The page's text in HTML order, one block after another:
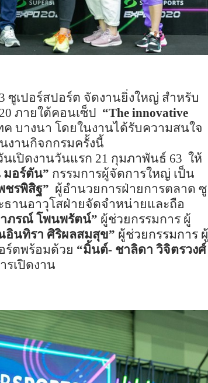
ซูเปอร์สปอร์ต จัดงานยิ่งใหญ่ สำหรับ
ภายใต้คอนเซ็ป “The innovative
ค บางนา โดยในงานได้รับความสนใจ
งานกิจกกรมครั้งนี้
เปิดงานวันแรก 21 กุมภาพันธ์ 63 ให้
มอร์ตัน” กรรมการผู้จัดการใหญ่ เป็น
ชรพิสิฐ” ผู้อำนวยการฝ่ายการตลาด ซู
ธานอาวุโสฝ่ายจัดจำหน่ายและถือ
ภรณ์ โพนพรัตน์” ผู้ช่วยกรรมการ ผู้
อินทิรา ศิริผลสมสุข” ผู้ช่วยกรรมการ ผู้
ร์ตพร้อมด้วย “มิ้นต์- ชาลิดา วิจิตรวงศ์
รเปิดงาน